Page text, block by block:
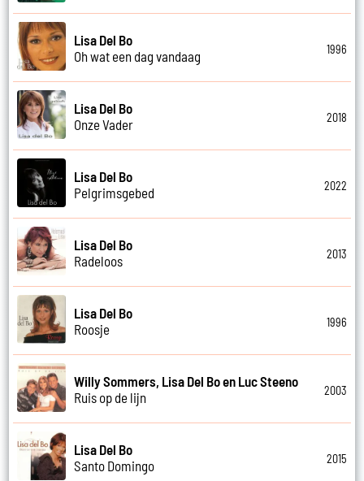
Lisa Del Bo
Oh wat een dag vandaag
1996
Lisa Del Bo
Onze Vader
2018
Lisa Del Bo
Pelgrimsgebed
2022
Lisa Del Bo
Radeloos
2013
Lisa Del Bo
Roosje
1996
Willy Sommers, Lisa Del Bo en Luc Steeno
Ruis op de lijn
2003
Lisa Del Bo
Santo Domingo
2015